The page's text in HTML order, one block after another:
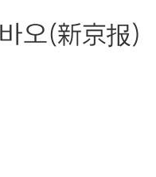
오(新京报)